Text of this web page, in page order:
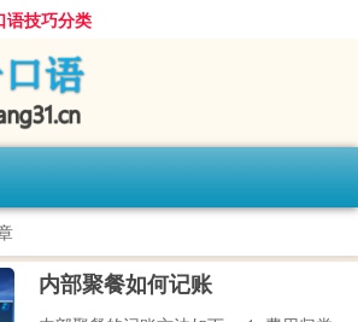
语技巧分类
内部聚餐如何记账